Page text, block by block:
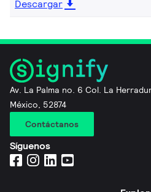
Descargar
Av. La Palma no. 6 Col. La
México, 52874
Contáctanos
Síguenos